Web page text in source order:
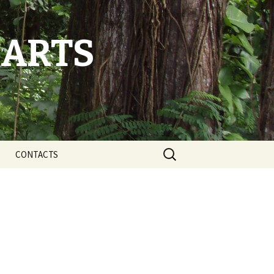
CONTACTS Rechercher :